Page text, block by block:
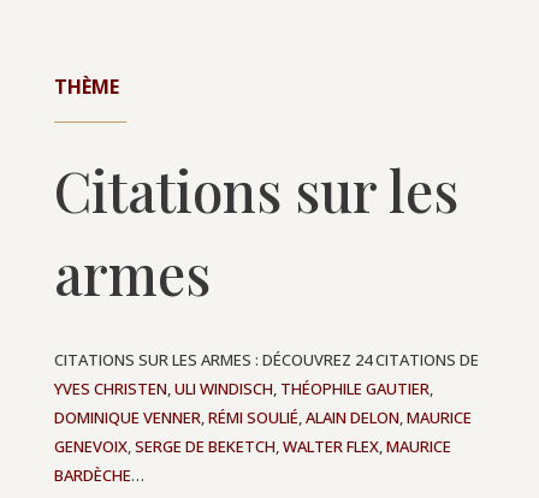
THÈME
Citations sur les
armes
CITATIONS SUR LES ARMES : DÉCOUVREZ 24 CITATIONS DE
YVES CHRISTEN,ULI WINDISCH, THÉOPHILE GAUTIER,
DOMINIQUE VENNER,RÉMI SOULIÉ,ALAIN DELON,MAURICE
GENEVOIX,SERGE DE BEKETCH,WALTER FLEX,MAURICE
BARDÈCHE…